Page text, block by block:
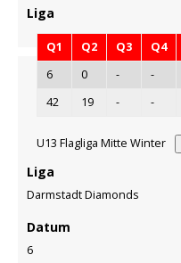
Liga
Q1 Q2 Q3 Q4
6
0 - -
42
19 - -
U13 Flagliga Mitte Winter
Liga
Darmstadt Diamonds
Datum
6